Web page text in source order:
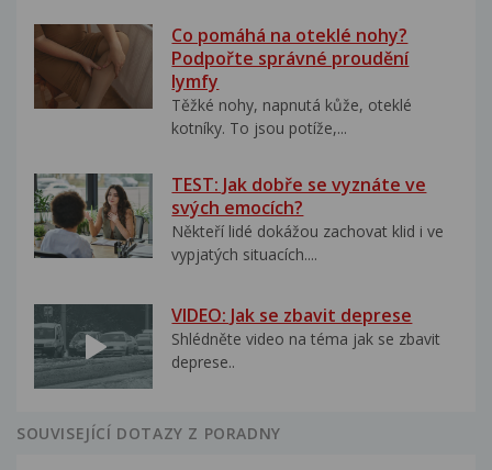
Co pomáhá na oteklé nohy?
Podpořte správné proudění
lymfy
Těžké nohy, napnutá kůže, oteklé
kotníky. To jsou potíže,...
TEST: Jak dobře se vyznáte ve
svých emocích?
Někteří lidé dokážou zachovat klid i ve
vypjatých situacích....
VIDEO: Jak se zbavit deprese
Shlédněte video na téma jak se zbavit
deprese..
SOUVISEJÍCÍ DOTAZY Z PORADNY